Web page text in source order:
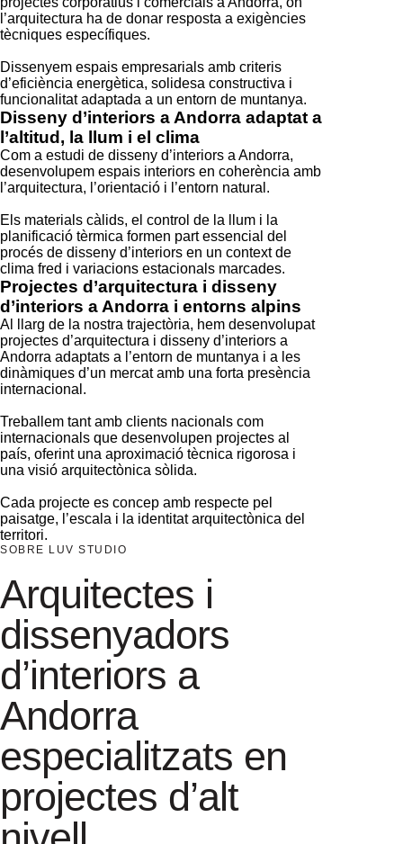
l’arquitectura ha de donar resposta a exigències
tècniques específiques.
Dissenyem espais empresarials amb criteris
d’eficiència energètica, solidesa constructiva i
funcionalitat adaptada a un entorn de muntanya.
Disseny d’interiors a Andorra adaptat a
l’altitud, la llum i el clima
Com a estudi de disseny d’interiors a Andorra,
desenvolupem espais interiors en coherència amb
l’arquitectura, l’orientació i l’entorn natural.
Els materials càlids, el control de la llum i la
planificació tèrmica formen part essencial del
procés de disseny d’interiors en un context de
clima fred i variacions estacionals marcades.
Projectes d’arquitectura i disseny
d’interiors a Andorra i entorns alpins
Al llarg de la nostra trajectòria, hem desenvolupat
projectes d’arquitectura i disseny d’interiors a
Andorra adaptats a l’entorn de muntanya i a les
dinàmiques d’un mercat amb una forta presència
internacional.
Treballem tant amb clients nacionals com
internacionals que desenvolupen projectes al
país, oferint una aproximació tècnica rigorosa i
una visió arquitectònica sòlida.
Cada projecte es concep amb respecte pel
paisatge, l’escala i la identitat arquitectònica del
territori.
SOBRE LUV STUDIO
Arquitectes i
dissenyadors
d’interiors a
Andorra
especialitzats en
projectes d’alt